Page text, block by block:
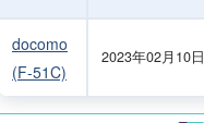
docomo
(F-51C)
2023年02月10日